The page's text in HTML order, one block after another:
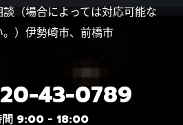
（場合によっては対応可能な
）伊勢崎市、前橋市
43-0789
間 9:00 - 18:00